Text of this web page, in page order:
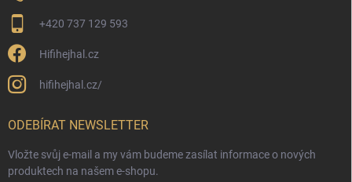
+420 737 129 593
Hifihejhal.cz
hifihejhal.cz/
ODEBÍRAT NEWSLETTER
Vložte svůj e-mail a my vám budeme zasílat informace o nových
produktech na našem e-shopu.